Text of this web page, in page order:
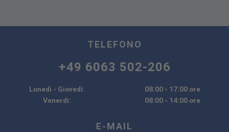
TELEFONO
+49 6063 502-206
Lunedì - Giovedì:
08:00 - 17:00 ore
Venerdì:
08:00 - 14:00 ore
E-MAIL